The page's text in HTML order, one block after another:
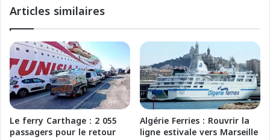
e
s
a
t
a
M
a
r
s
i
l
’
l
g
é
r
i
e
:
Articles similaires
Le ferry Carthage : 2 055
passagers pour le retour
Algérie Ferries : Rouvrir la
ligne estivale vers Marseille